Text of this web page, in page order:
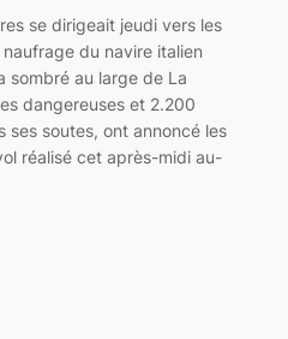
se dirigeait jeudi vers les
du navire italien
sombré au large de La
dangereuses et 2.200
ses soutes, ont annoncé les
réalisé cet après-midi au-